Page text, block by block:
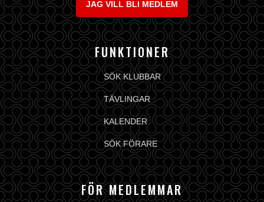
JAG VILL BLI MEDLEM
FUNKTIONER
SÖK KLUBBAR
TÄVLINGAR
KALENDER
SÖK FÖRARE
FÖR MEDLEMMAR